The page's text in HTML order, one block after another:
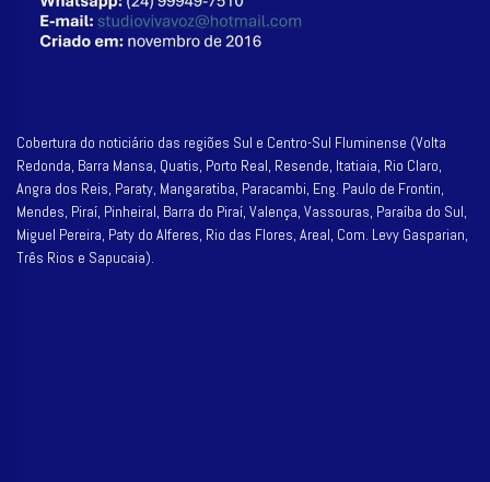
Cobertura do noticiário das regiões Sul e Centro-Sul Fluminense (Volta
Redonda, Barra Mansa, Quatis, Porto Real, Resende, Itatiaia, Rio Claro,
Angra dos Reis, Paraty, Mangaratiba, Paracambi, Eng. Paulo de Frontin,
Mendes, Piraí, Pinheiral, Barra do Piraí, Valença, Vassouras, Paraíba do Sul,
Miguel Pereira, Paty do Alferes, Rio das Flores, Areal, Com. Levy Gasparian,
Três Rios e Sapucaia).